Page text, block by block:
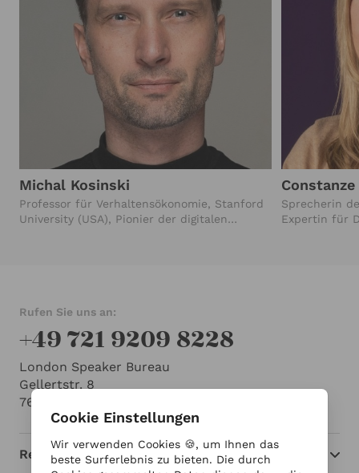
Michal Kosinski
Professor für Verhaltensökonomie, Stanford
University (USA), Pionier der digitalen
Sprecherin
Expertin für
Rufen Sie uns an:
+49 721 9209 8228
London Speaker Bureau
Gellertstr. 8
76185 Karlsruhe
Redner
Cookie Einstellungen
Wir verwenden Cookies 🍪, um Ihnen das
beste Surferlebnis zu bieten. Die durch